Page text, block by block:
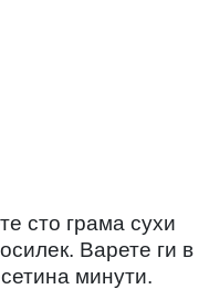
сто грама сухи
Варете ги в
минути.